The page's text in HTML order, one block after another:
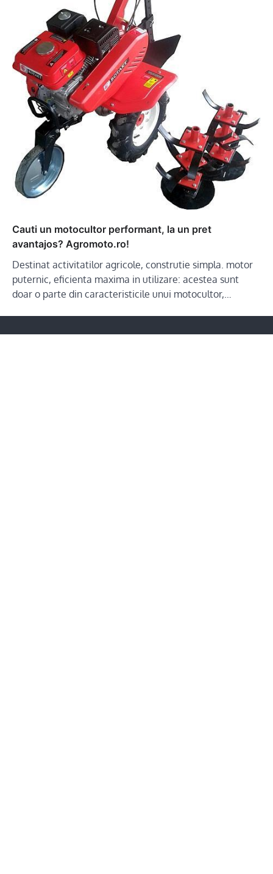
Cauti un motocultor performant, la un pret
avantajos? Agromoto.ro!
Destinat activitatilor agricole, construtie simpla. motor
puternic, eficienta maxima in utilizare: acestea sunt
doar o parte din caracteristicile unui motocultor,…